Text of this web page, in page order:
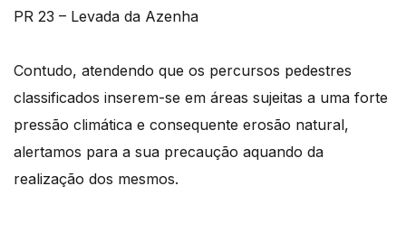
PR 23 – Levada da Azenha
Contudo, atendendo que os percursos pedestres
classificados inserem-se em áreas sujeitas a uma forte
pressão climática e consequente erosão natural,
alertamos para a sua precaução aquando da
realização dos mesmos.